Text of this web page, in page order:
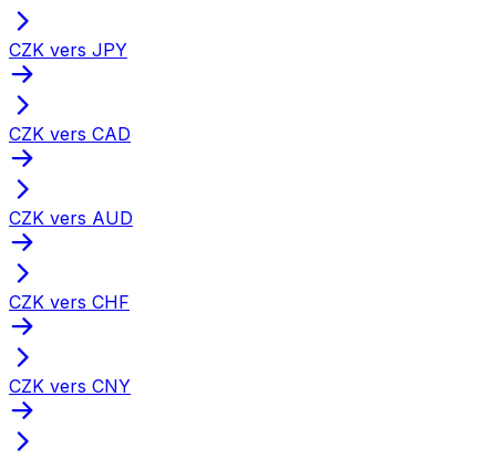
CZK vers JPY
CZK vers CAD
CZK vers AUD
CZK vers CHF
CZK vers CNY